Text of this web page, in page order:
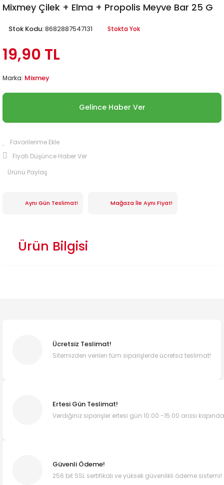
Mixmey Çilek + Elma + Propolis Meyve Bar 25 G
Stok Kodu:8682887547131 Stokta Yok
19,90 TL
Marka: Mixmey
Gelince Haber Ver
Fiyatı Düşünce Haber Ver
Ürünü Paylaş
Aynı Gün Teslimat! Mağaza İle Aynı Fiyat!
Ürün Bilgisi
Ücretsiz Teslimat!
Sitemizden verilen tüm siparişlerde ücretsiz teslimat!
Ertesi Gün Teslimat!
Verdiğiniz siparişler ertesi gün 10:00 -15:00 arası
Güvenli Ödeme!
256 bit SSL sertifikalı ve yüksek güvenlikli ödeme sistemi!